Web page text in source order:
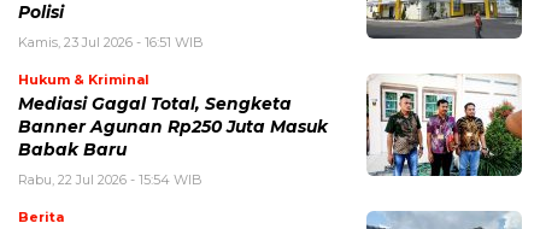
Polisi
Kamis, 23 Jul 2026 - 16:51 WIB
Hukum & Kriminal
Mediasi Gagal Total, Sengketa
Banner Agunan Rp250 Juta Masuk
Babak Baru
Rabu, 22 Jul 2026 - 15:54 WIB
Berita